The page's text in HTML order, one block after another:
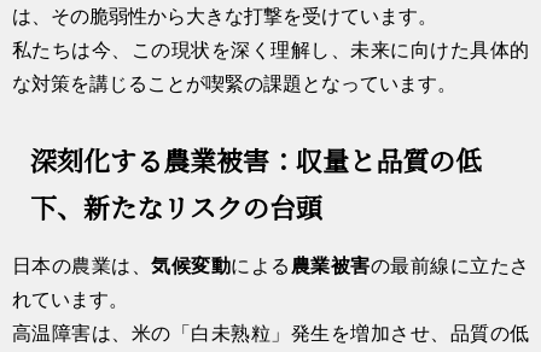
は、その脆弱性から大きな打撃を受けています。
私たちは今、この現状を深く理解し、未来に向けた具体的
な対策を講じることが喫緊の課題となっています。
深刻化する農業被害：収量と品質の低
下、新たなリスクの台頭
日本の農業は、気候変動による 農業被害の最前線に立たさ
れています。
高温障害は、米の「白未熟粒」発生を増加させ、品質の低